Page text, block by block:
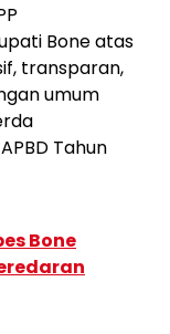
Bone atas
transparan,
umum
Tahun
Bone